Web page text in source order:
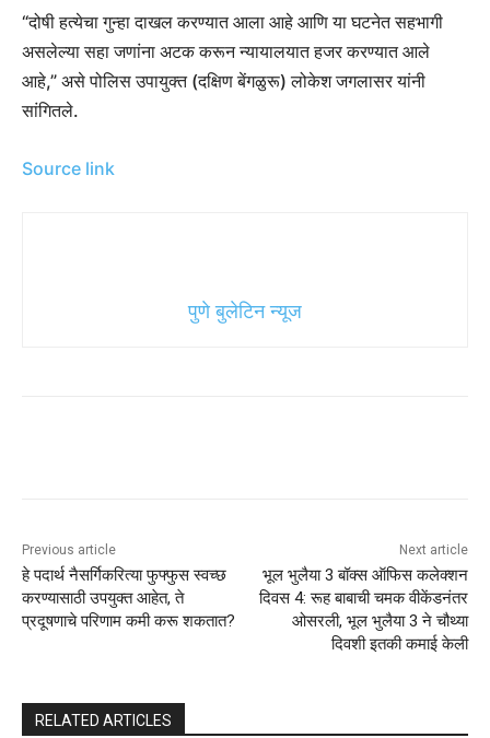
“दोषी हत्येचा गुन्हा दाखल करण्यात आला आहे आणि या घटनेत सहभागी
असलेल्या सहा जणांना अटक करून न्यायालयात हजर करण्यात आले
आहे,” असे पोलिस उपायुक्त (दक्षिण बेंगळुरू) लोकेश जगलासर यांनी
सांगितले.
Source link
पुणे बुलेटिन न्यूज
Previous article
हे पदार्थ नैसर्गिकरित्या फुफ्फुस स्वच्छ
करण्यासाठी उपयुक्त आहेत, ते
प्रदूषणाचे परिणाम कमी करू शकतात?
Next article
भूल भुलैया 3 बॉक्स ऑफिस कलेक्शन
दिवस 4: रूह बाबाची चमक वीकेंडनंतर
ओसरली, भूल भुलैया 3 ने चौथ्या
दिवशी इतकी कमाई केली
RELATED ARTICLES